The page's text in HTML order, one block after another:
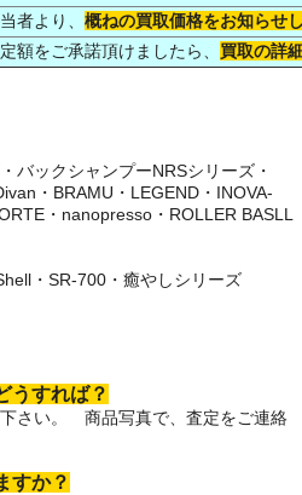
者より、 概ねの買取価格をお知らせ
額をご承諾頂けましたら、 買取の詳
バックシャンプーNRSシリーズ・
・BRAMU・LEGEND・INOVA-
・nanopresso・ROLLER BASLL
・SR-700・癒やしシリーズ
うすれば？
さい。 商品写真で、査定をご連絡
すか？